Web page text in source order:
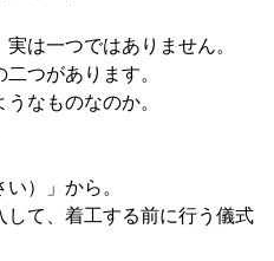
は一つではありません。
つがあります。
なものなのか。
）」から。
て、着工する前に行う儀式